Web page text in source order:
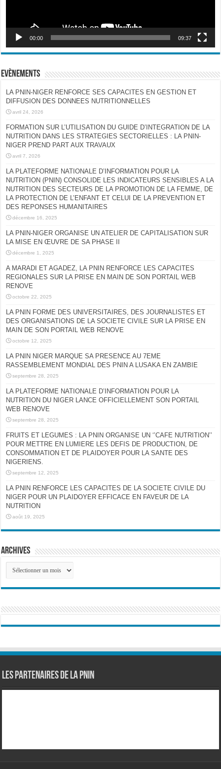
00:00 09:37
Evènements
LA PNIN-NIGER RENFORCE SES CAPACITES EN GESTION ET
DIFFUSION DES DONNEES NUTRITIONNELLES
avril 24, 2026
FORMATION SUR L’UTILISATION DU GUIDE D’INTEGRATION DE LA
NUTRITION DANS LES STRATEGIES SECTORIELLES : LA PNIN-
NIGER PREND PART AUX TRAVAUX
avril 7, 2026
LA PLATEFORME NATIONALE D’INFORMATION POUR LA
NUTRITION (PNIN) CONSOLIDE LES INDICATEURS SENSIBLES A LA
NUTRITION DES SECTEURS DE LA PROMOTION DE LA FEMME, DE
LA PROTECTION DE L’ENFANT ET CELUI DE LA PREVENTION ET
DES REPONSES HUMANITAIRES
décembre 16, 2025
LA PNIN-NIGER ORGANISE UN ATELIER DE CAPITALISATION SUR
LA MISE EN ŒUVRE DE SA PHASE II
décembre 1, 2025
A MARADI ET AGADEZ, LA PNIN RENFORCE LES CAPACITES
REGIONALES SUR LA PRISE EN MAIN DE SON PORTAIL WEB
RENOVE
octobre 22, 2025
LA PNIN FORME DES UNIVERSITAIRES, DES JOURNALISTES ET
DES ORGANISATIONS DE LA SOCIETE CIVILE SUR LA PRISE EN
MAIN DE SON PORTAIL WEB RENOVE
octobre 12, 2025
LA PNIN NIGER MARQUE SA PRESENCE AU 7EME
RASSEMBLEMENT MONDIAL DES PNIN A LUSAKA EN ZAMBIE
septembre 28, 2025
LA PLATEFORME NATIONALE D’INFORMATION POUR LA
NUTRITION DU NIGER LANCE OFFICIELLEMENT SON PORTAIL
WEB RENOVE
septembre 28, 2025
FRUITS ET LEGUMES : LA PNIN ORGANISE UN ‘’CAFE NUTRITION’’
POUR METTRE EN LUMIERE LES DEFIS DE PRODUCTION, DE
CONSOMMATION ET DE PLAIDOYER POUR LA SANTE DES
NIGERIENS.
septembre 12, 2025
LA PNIN RENFORCE LES CAPACITES DE LA SOCIETE CIVILE DU
NIGER POUR UN PLAIDOYER EFFICACE EN FAVEUR DE LA
NUTRITION
août 19, 2025
Archives
Archives
Les partenaires de la PNIN